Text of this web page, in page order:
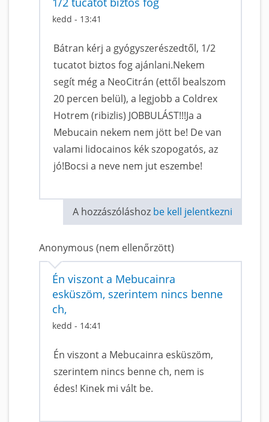
kedd - 13:41
Bátran kérj a gyógyszerészedtől, 1/2
tucatot biztos fog ajánlani.Nekem
segít még a NeoCitrán (ettől bealszom
20 percen belül), a legjobb a Coldrex
Hotrem (ribizlis) JOBBULÁST!!!Ja a
Mebucain nekem nem jött be! De van
valami lidocainos kék szopogatós, az
jó!Bocsi a neve nem jut eszembe!
A hozzászóláshoz be kell jelentkezni
Anonymous (nem ellenőrzött)
Én viszont a Mebucainra
esküszöm, szerintem nincs benne
ch,
kedd - 14:41
Én viszont a Mebucainra esküszöm,
szerintem nincs benne ch, nem is
édes! Kinek mi vált be.